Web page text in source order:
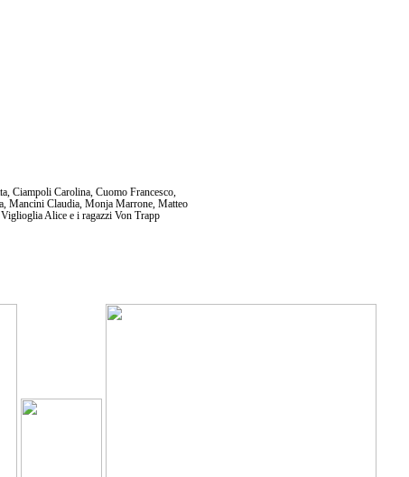
Ciampoli Carolina, Cuomo Francesco,
Mancini Claudia, Monja Marrone, Matteo
Alice e i ragazzi Von Trapp